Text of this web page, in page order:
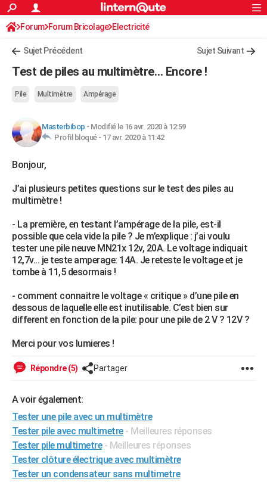
ACTUALITÉS
Politique
Société
Faits Divers
Education
Monde
Villes
+
Essais
Réserver un essai
Citadines
Berlines
SUV
Forum auto
+HIGH-TECH
BRICOLAGE
WEEK-END
Guides de France
Escapades
Patrimoine
Expositions
Musées
Week-end nature
+
Art de vivre
Bien-être
Loisirs
Mode
Modes de vie
SANTE
Alimentation
Guide de la santé
Maladies
Médicaments
Sommeil
VOYAGE
Voyage nature
Voyage de noces
GUIDES D'ACHAT
Carte de Noël
Carte Bonne année
Carte Saint-Valentin
Carte Pâques
Carte d'anniversaire
Dictionnaire
Biographies
Citations
Expressions
Proverbes
PROGRAMME TV
COPAINS D'AVANT
S'inscrire
Se connecter
Lycées
Collèges
Primaires
Universités
Entreprises
Service militaire
Avis de recherche
AVIS DE DÉCÈS
FORUM
S'inscrire
Connexion
Forum Forum Bricolage Electricité
Sujet Précédent Sujet Suivant
Test de piles au multimètre… Encore !
Pile Multimètre Ampérage
Masterbibop - Modifié le 16 avr. 2020 à 12:59
Profil bloqué - 17 avr. 2020 à 11:42
Bonjour,
J’ai plusieurs petites questions sur le test des piles au
multimètre !
- La première, en testant l’ampérage de la pile, est-il
possible que cela vide la pile ? Je m’explique : j’ai voulu
tester une pile neuve MN21x 12v, 20A. Le voltage indiquait
12,7v... je teste amperage: 14A. Je reteste le voltage et je
tombe à 11,5 desormais !
- comment connaitre le voltage « critique » d’une pile en
dessous de laquelle elle est inutilisable. C’est bien sur
different en fonction de la pile: pour une pile de 2 V ? 12V ?
Merci pour vos lumieres !
Répondre (5) Partager
A voir également:
Tester une pile avec un multimètre
Tester pile avec multimetre - Meilleures réponses
Tester pile multimetre - Meilleures réponses
Tester clôture électrique avec multimètre
Tester un condensateur sans multimetre